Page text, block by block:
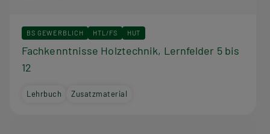
BS GEWERBLICH HTL/FS HUT
Fachkenntnisse Holztechnik, Lernfelder 5 bis
12
Lehrbuch Zusatzmaterial